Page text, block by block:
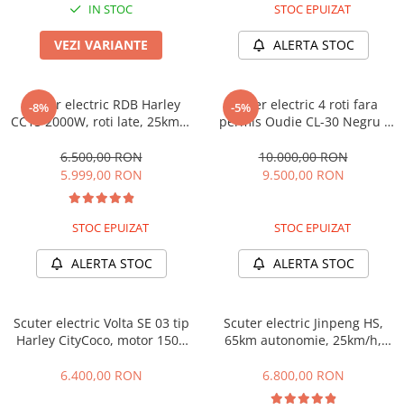
IN STOC
VEZI VARIANTE
STOC EPUIZAT
ALERTA STOC
-8%
Scuter electric RDB Harley
CC15 2000W, roti late, 25km/h
Acumulator Litiu, Autonomie
max 50km, CIV Inclus,
Omologat RAR
6.500,00 RON
5.999,00 RON
STOC EPUIZAT
ALERTA STOC
-5%
Scuter electric 4 roti fara
permis Oudie CL-30 Negru ,
20Ah, viteza 25km/h,
autonomie aprox 50km (Cu
10.000,00 RON
9.500,00 RON
STOC EPUIZAT
ALERTA STOC
Scuter electric Volta SE 03 tip
Harley CityCoco, motor 1500
permis, 2 locuri, Acumualtor
6.400,00 RON
Scuter electric Jinpeng HS,
65km autonomie, 25km/h,
baterie 72V 20Ah
6.800,00 RON